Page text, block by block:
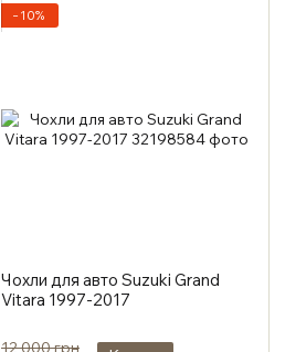
−10%
Чохли для авто Suzuki Grand
Vitara 1997-2017
12 000 грн